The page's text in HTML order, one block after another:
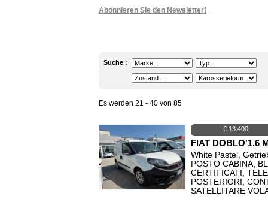
Abonnieren Sie den Newsletter!
Suche :
Es werden 21 - 40 von 85
€ 13.400
FIAT DOBLO'1.6
White Pastel,
POSTO CABINA,
CERTIFICATI,
POSTERIORI,
SATELLITARE